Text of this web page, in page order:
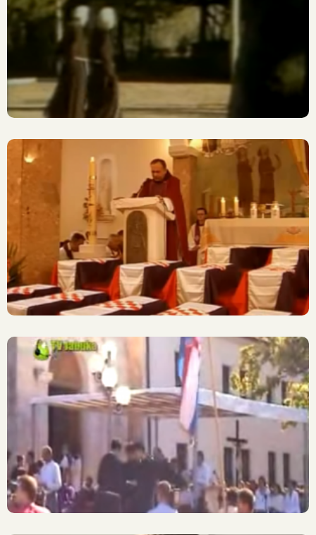
Široki Brijeg: Ubojstvo
Franjevaca 1945.
Zagvozd: Sv. Misa Za
Pobijene, 7. X. 2007.
Široki Brijeg: Ukop 3
Identificirana Fratra, 9. X.
2007.